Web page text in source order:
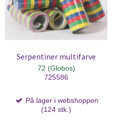
Serpentiner multifarve
72 (Globos)
725586
På lager i webshoppen
(124 stk.)